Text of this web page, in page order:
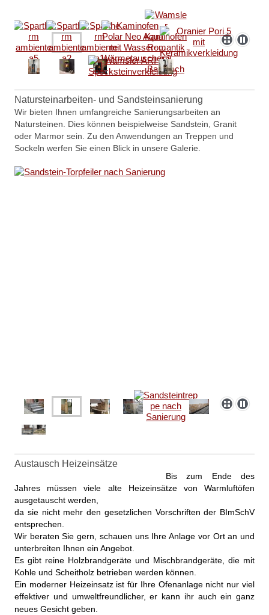
Natursteinarbeiten- und Sandsteinsanierung
Wir bieten Ihnen umfangreiche Sanierungsarbeiten an
Natursteinen. Dies können beispielweise Sandstein, Granit
oder Marmor sein. Zu den Anwendungen an Treppen und
Sockeln werfen Sie einen Blick in unsere Galerie.
Austausch Heizeinsätze
Bis zum Ende des
Jahres müssen viele alte Heizeinsätze von Warmluftöfen
ausgetauscht werden,
da sie nicht mehr den gesetzlichen Vorschriften der BImSchV
entsprechen.
Wir beraten Sie gern, schauen uns Ihre Anlage vor Ort an und
unterbreiten Ihnen ein Angebot.
Es gibt reine Holzbrandgeräte und Mischbrandgeräte, die mit
Kohle und Scheitholz betrieben werden können.
Ein moderner Heizeinsatz ist für Ihre Ofenanlage nicht nur viel
effektiver und umweltfreundlicher,er kann ihr auch ein ganz
neues Gesicht geben.